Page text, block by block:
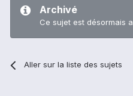
Archivé
Ce sujet est désormais
Aller sur la liste des sujets